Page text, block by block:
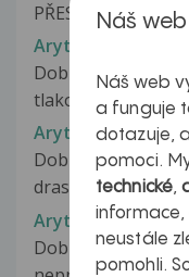
PŘESNĚ...
Arytmie
Dobrý den, chtěla
tlakoměr a často
Arytmie
Dobrý den. Asi tak
draslík na časté
Arytmie
Dobrý den, občas
Náš
Náš web
a funguje
dotazuje,
pomoci.
technické,
informace,
neustále
pomohli.